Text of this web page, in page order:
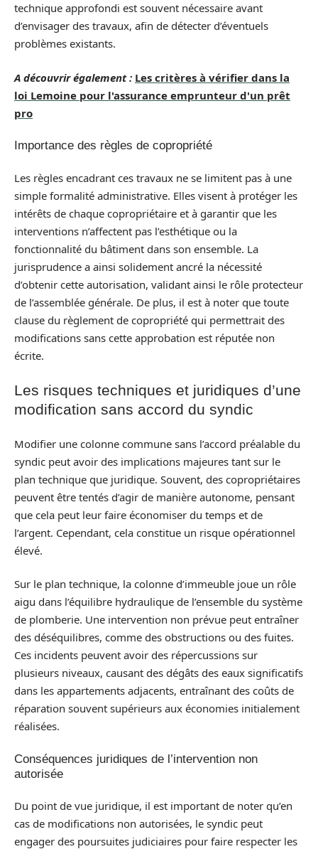
technique approfondi est souvent nécessaire avant
d’envisager des travaux, afin de détecter d’éventuels
problèmes existants.
A découvrir également : Les critères à vérifier dans la
loi Lemoine pour l'assurance emprunteur d'un prêt
pro
Importance des règles de copropriété
Les règles encadrant ces travaux ne se limitent pas à une
simple formalité administrative. Elles visent à protéger les
intérêts de chaque copropriétaire et à garantir que les
interventions n’affectent pas l’esthétique ou la
fonctionnalité du bâtiment dans son ensemble. La
jurisprudence a ainsi solidement ancré la nécessité
d’obtenir cette autorisation, validant ainsi le rôle protecteur
de l’assemblée générale. De plus, il est à noter que toute
clause du règlement de copropriété qui permettrait des
modifications sans cette approbation est réputée non
écrite.
Les risques techniques et juridiques d’une
modification sans accord du syndic
Modifier une colonne commune sans l’accord préalable du
syndic peut avoir des implications majeures tant sur le
plan technique que juridique. Souvent, des copropriétaires
peuvent être tentés d’agir de manière autonome, pensant
que cela peut leur faire économiser du temps et de
l’argent. Cependant, cela constitue un risque opérationnel
élevé.
Sur le plan technique, la colonne d’immeuble joue un rôle
aigu dans l’équilibre hydraulique de l’ensemble du système
de plomberie. Une intervention non prévue peut entraîner
des déséquilibres, comme des obstructions ou des fuites.
Ces incidents peuvent avoir des répercussions sur
plusieurs niveaux, causant des dégâts des eaux significatifs
dans les appartements adjacents, entraînant des coûts de
réparation souvent supérieurs aux économies initialement
réalisées.
Conséquences juridiques de l’intervention non
autorisée
Du point de vue juridique, il est important de noter qu’en
cas de modifications non autorisées, le syndic peut
engager des poursuites judiciaires pour faire respecter les